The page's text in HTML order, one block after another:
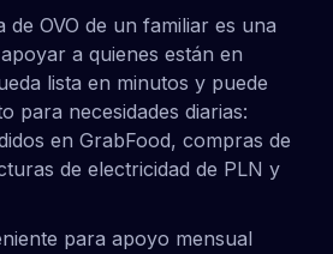
OVO de un familiar es una
a quienes están en
lista en minutos y puede
para necesidades diarias:
en GrabFood, compras de
de electricidad de PLN y
para apoyo mensual